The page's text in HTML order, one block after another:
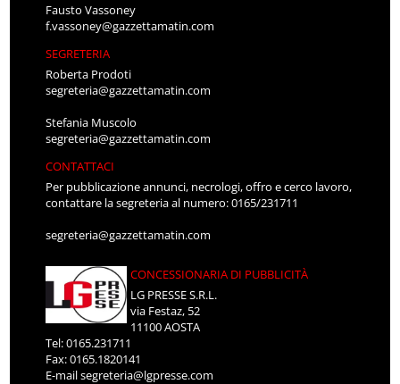
Fausto Vassoney
f.vassoney@gazzettamatin.com
SEGRETERIA
Roberta Prodoti
segreteria@gazzettamatin.com
Stefania Muscolo
segreteria@gazzettamatin.com
CONTATTACI
Per pubblicazione annunci, necrologi, offro e cerco lavoro,
contattare la segreteria al numero: 0165/231711
segreteria@gazzettamatin.com
CONCESSIONARIA DI PUBBLICITÀ
LG PRESSE S.R.L.
via Festaz, 52
11100 AOSTA
Tel: 0165.231711
Fax: 0165.1820141
E-mailsegreteria@lgpresse.com